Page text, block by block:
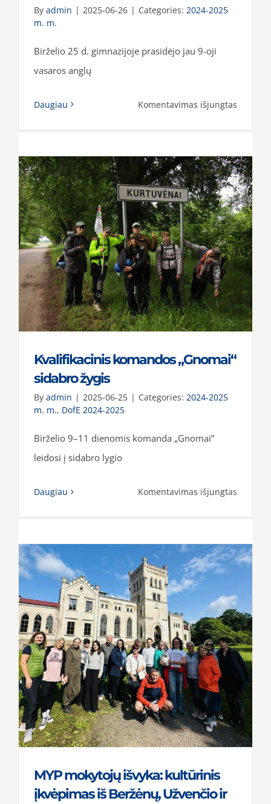
By admin | 2025-06-26 | Categories: 2024-2025
m. m.
Birželio 25 d. gimnazijoje prasidėjo jau 9-oji
vasaros anglų
Daugiau Komentavimas išjungtas
stovykla
Kvalifikacinis komandos „Gnomai“
sidabro žygis
By admin | 2025-06-25 | Categories: 2024-2025
m. m., DofE 2024-2025
Birželio 9–11 dienomis komanda „Gnomai”
leidosi į sidabro lygio
Daugiau Komentavimas išjungtas
sidabro
MYP mokytojų išvyka: kultūrinis
įkvėpimas iš Beržėnų, Užvenčio ir